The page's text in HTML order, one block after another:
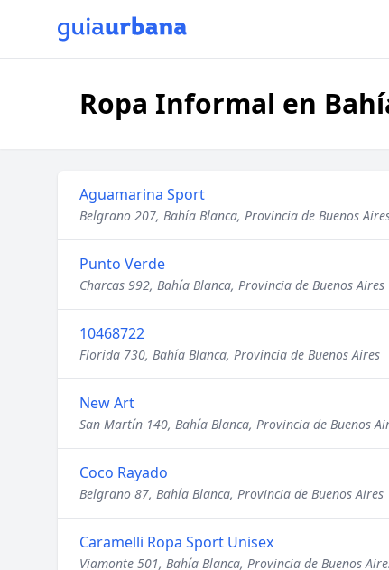
Ropa Informal en
Aguamarina Sport
Belgrano 207, Bahía Blanca, Provincia de Buenos
Punto Verde
Charcas 992, Bahía Blanca, Provincia de Buenos Aires
10468722
Florida 730, Bahía Blanca, Provincia de Buenos Aires
New Art
San Martín 140, Bahía Blanca, Provincia de Buenos
Coco Rayado
Belgrano 87, Bahía Blanca, Provincia de Buenos Aires
Caramelli Ropa Sport Unisex
Viamonte 501, Bahía Blanca, Provincia de Buenos